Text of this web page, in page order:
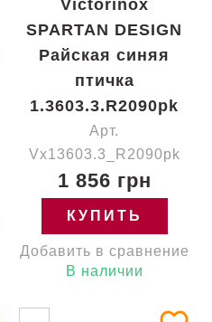
Victorinox
SPARTAN DESIGN
Райская синяя
птичка
1.3603.3.R2090pk
Арт.
Vx13603.3_R2090pk
1 856 грн
КУПИТЬ
Добавить в сравнение
В наличии